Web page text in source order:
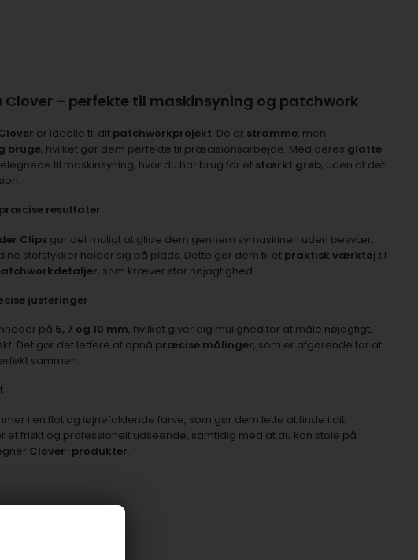
Clover – perfekte til maskinsyning og patchwork
er ideelle til dit patchworkprojekt. De er stramme, men
bruge, hvilket gør dem perfekte til præcisionsarbejde. Med deres glatte
til maskinsyning, hvor du har brug for et stærkt greb, uden at det
resultater
Clipsgør det muligt at glide dem gennem symaskinen uden besvær,
stofstykker holder sig på plads. Dette gør dem til et praktisk værktøj til
, som kræver stor nøjagtighed.
justeringer
på 5, 7 og 10 mm, hvilket giver dig mulighed for at måle nøjagtigt,
Det gør det lettere at opnå præcise målinger, som er afgørende for at
sammen.
i en flot og iøjnefaldende farve, som gør dem lette at finde i dit
et friskt og professionelt udseende, samtidig med at du kan stole på
Clover-produkter.